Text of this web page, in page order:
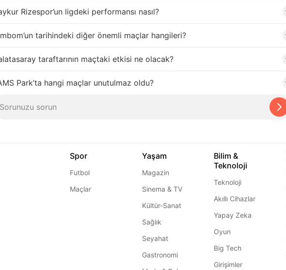
Rizespor’un ligdeki performansı nasıl?
tarihindeki diğer önemli maçlar hangileri?
taraftarının maçtaki etkisi ne olacak?
Park’ta hangi maçlar unutulmaz oldu?
Spor
Futbol
Maçlar
Yaşam
Magazin
Sinema & TV
Kültür-Sanat
Sağlık
Seyahat
Gastronomi
Bilim &
Teknoloji
Teknoloji
Akıllı Cihazlar
Yapay Zeka
Oyun
Big Tech
Girişimler